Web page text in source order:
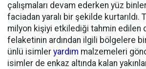
çalışmaları devam ederken yüz
faciadan yaralı bir şekilde kurtarıldı.
milyon kişiyi etkilediği tahmin edilen
felaketinin ardından ilgili bölgelere
ünlü isimler yardım malzemeleri
isimler de enkaz altında kalan